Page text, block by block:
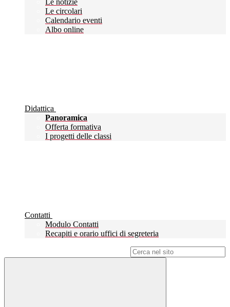
Le notizie
Le circolari
Calendario eventi
Albo online
Didattica
Panoramica
Offerta formativa
I progetti delle classi
Contatti
Modulo Contatti
Recapiti e orario uffici di segreteria